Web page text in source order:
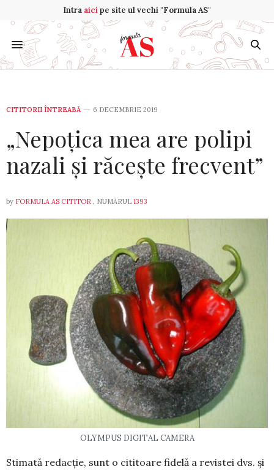
Intra aicipe site ul vechi "Formula AS"
CITITORII ÎNTREABĂ 6 DECEMBRIE 2019
„Nepoțica mea are polipi
nazali și răcește frecvent”
by FORMULA AS CITITOR , NUMĂRUL 1393
OLYMPUS DIGITAL CAMERA
Stimată redacție, sunt o cititoare fidelă a re­vistei dvs. și